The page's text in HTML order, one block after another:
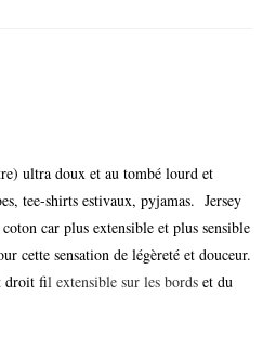
ultra doux et au tombé lourd et
tee-shirts estivaux, pyjamas. Jersey
car plus extensible et plus sensible
cette sensation de légèreté et douceur.
droit fil extensible sur les bords et du